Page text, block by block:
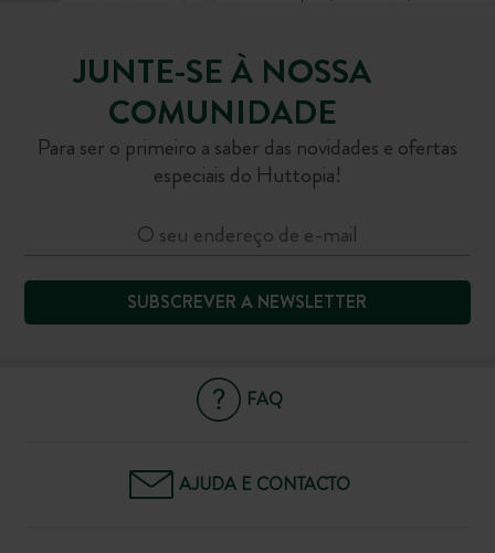
JUNTE-SE À NOSSA
COMUNIDADE
Para ser o primeiro a saber das novidades e ofertas
especiais do Huttopia!
SUBSCREVER A NEWSLETTER
FAQ
AJUDA E CONTACTO